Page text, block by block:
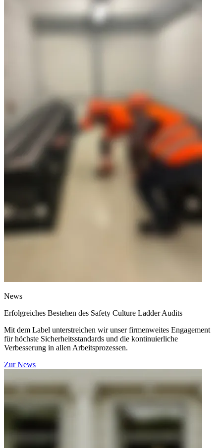
News
Erfolgreiches Bestehen des Safety Culture Ladder Audits
Mit dem Label unterstreichen wir unser firmenweites Engagement
für höchste Sicherheitsstandards und die kontinuierliche
Verbesserung in allen Arbeitsprozessen.
Zur News